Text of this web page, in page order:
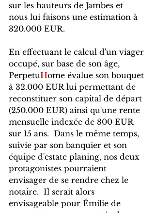
sur les hauteurs de Jambes et
nous lui faisons une estimation à
320.000 EUR.
En effectuant le calcul d'un viager
occupé, sur base de son âge,
PerpetuHome évalue son bouquet
à 32.000 EUR lui permettant de
reconstituer son capital de départ
(250.000 EUR) ainsi qu'une rente
mensuelle indexée de 800 EUR
sur 15 ans.  Dans le même temps,
suivie par son banquier et son
équipe d'estate planing, nos deux
protagonistes pourraient
envisager de se rendre chez le
notaire.  Il serait alors
envisageable pour Émilie de